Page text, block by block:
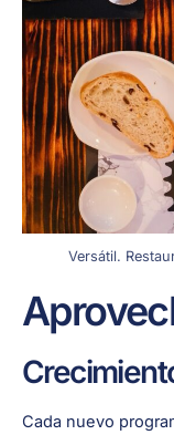
Versátil.
Cada nuevo